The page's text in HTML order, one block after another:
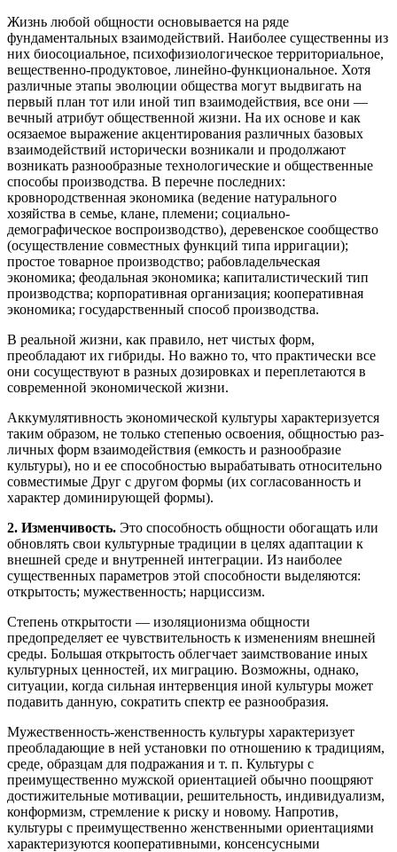
Жизнь любой общности основывается на ряде
фундаментальных взаимодействий. Наиболее существенны из
них биосоциальное, психофизиологическое территориальное,
вещественно-продуктовое, линейно-функциональное. Хотя
различные этапы эволюции общества могут выдвигать на
первый план тот или иной тип взаимодействия, все они —
вечный атрибут общественной жизни. На их основе и как
осязаемое выражение акцентирования различных базовых
взаимодействий исторически возникали и продолжают
возникать разнообразные технологические и общественные
способы производства. В перечне последних:
кровнородственная экономика (ведение натурального
хозяйства в семье, клане, племени; социально-
демографическое воспроизводство), деревенское сообщество
(осуществление совместных функций типа ирригации);
простое товарное производство; рабовладельческая
экономика; феодальная экономика; капиталистический тип
производства; корпоративная организация; кооперативная
экономика; государственный способ производства.
В реальной жизни, как правило, нет чистых форм,
преобладают их гибриды. Но важно то, что практически все
они сосуществуют в разных дозировках и переплетаются в
современной экономической жизни.
Аккумулятивность экономической культуры характеризуется
таким образом, не только степенью освоения, общностью раз-
личных форм взаимодействия (емкость и разнообразие
культуры), но и ее способностью вырабатывать относительно
совместимые Друг с другом формы (их согласованность и
характер доминирующей формы).
2. Изменчивость. Это способность общности обогащать или
обновлять свои культурные традиции в целях адаптации к
внешней среде и внутренней интеграции. Из наиболее
существенных параметров этой способности выделяются:
открытость; мужественность; нарциссизм.
Степень открытости — изоляционизма общности
предопределяет ее чувствительность к изменениям внешней
среды. Большая открытость облегчает заимствование иных
культурных ценностей, их миграцию. Возможны, однако,
ситуации, когда сильная интервенция иной культуры может
подавить данную, сократить спектр ее разнообразия.
Мужественность-женственность культуры характеризует
преобладающие в ней установки по отношению к традициям,
среде, образцам для подражания и т. п. Культуры с
преимущественно мужской ориентацией обычно поощряют
достижительные мотивации, решительность, индивидуализм,
конформизм, стремление к риску и новому. Напротив,
культуры с преимущественно женственными ориентациями
характеризуются кооперативными, консенсусными